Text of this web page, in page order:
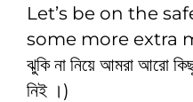
Let’s be on the
some more extra
ঝুকি না নিয়ে আমরা আরাে
নিই ।)